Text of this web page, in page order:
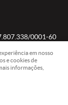
0001-60
em nosso
e cookies de
informações,